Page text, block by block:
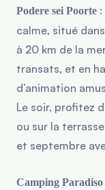
Podere sei Poorte
calme, situé
à 20 km de la
transats, et en
d’animation
Le soir, profitez
ou sur la
et septembre
Camping Paradiso